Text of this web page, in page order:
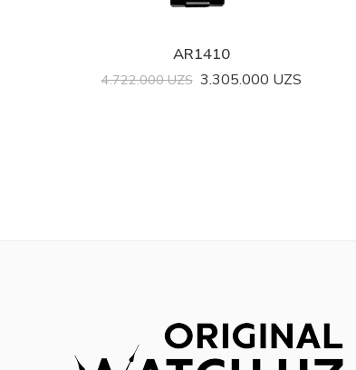
AR1410
4.722.000UZS 3.305.000 UZS